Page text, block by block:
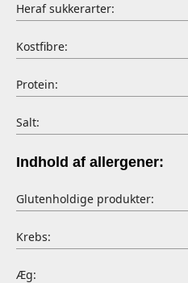
Heraf sukkerarter:
Kostfibre:
Protein:
Salt:
Indhold af allergener:
Glutenholdige produkter:
Krebs:
Æg: